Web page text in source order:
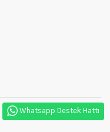
Whatsapp Destek Hattı